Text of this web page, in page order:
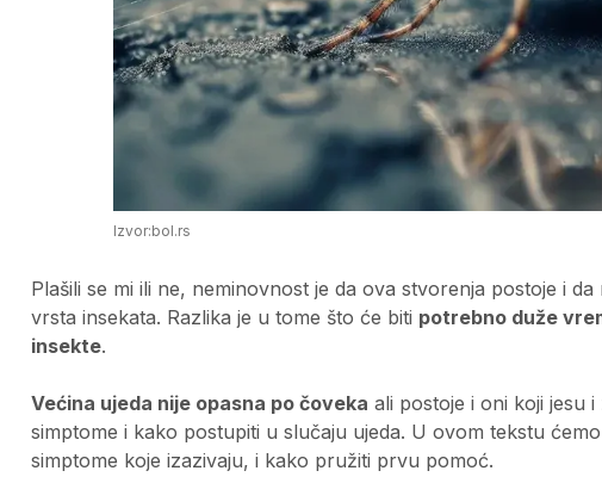
Izvor:bol.rs
Plašili se mi ili ne, neminovnost je da ova stvorenja postoje i
vrsta insekata. Razlika je u tome što će biti potrebno duže
insekte.
Većina ujeda nije opasna po čoveka ali postoje i oni koji jesu
simptome i kako postupiti u slučaju ujeda. U ovom tekstu
simptome koje izazivaju, i kako pružiti prvu pomoć.